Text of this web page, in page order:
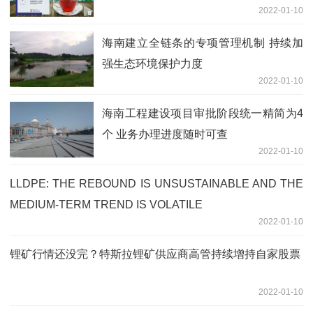
2022-01-10
海南建立全链条的专项管理机制 持续加
强生态环境保护力度
2022-01-10
海南工程建设项目审批阶段统一精简为4
个 业务办理进度随时可查
2022-01-10
LLDPE: THE REBOUND IS UNSUSTAINABLE AND THE
MEDIUM-TERM TREND IS VOLATILE
2022-01-10
锂矿行情还没完？特斯拉锂矿供应商高管持续增持自家股票
2022-01-10